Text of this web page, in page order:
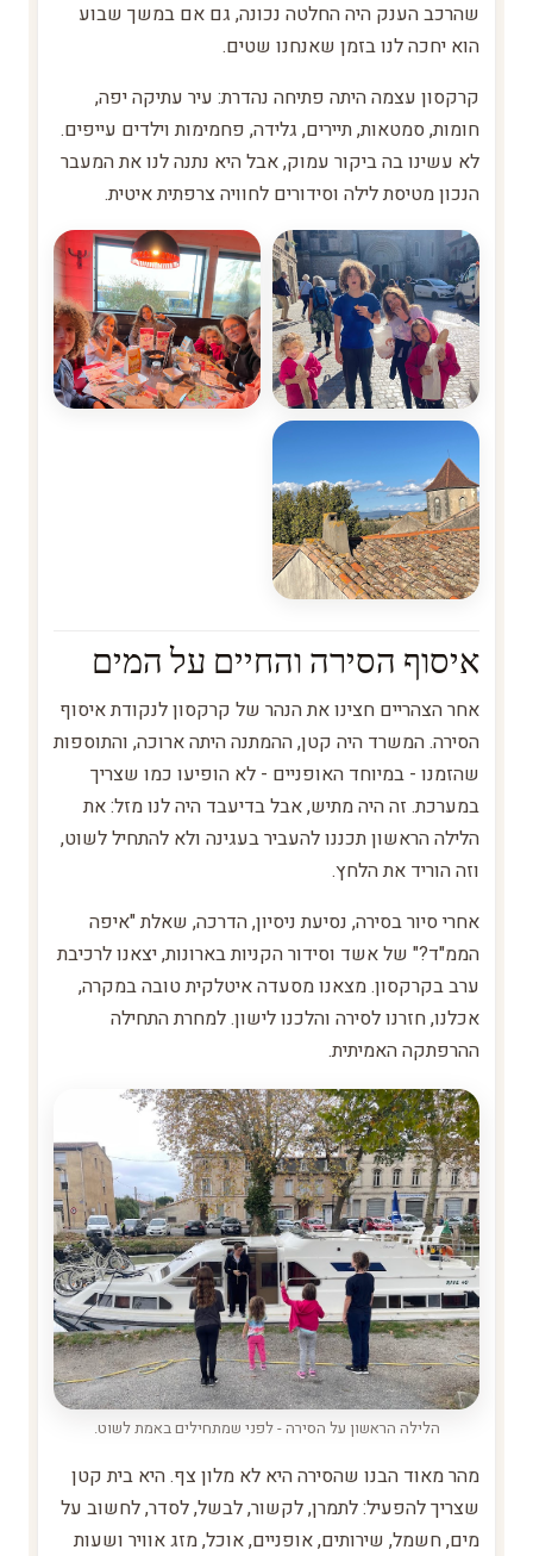
שהרכב הענק היה החלטה נכונה, גם אם במשך שבוע
הוא יחכה לנו בזמן שאנחנו שטים.
קרקסון עצמה היתה פתיחה נהדרת: עיר עתיקה יפה,
חומות, סמטאות, תיירים, גלידה, פחמימות וילדים עייפים.
לא עשינו בה ביקור עמוק, אבל היא נתנה לנו את המעבר
הנכון מטיסת לילה וסידורים לחוויה צרפתית איטית.
איסוף הסירה והחיים על המים
אחר הצהריים חצינו את הנהר של קרקסון לנקודת איסוף
הסירה. המשרד היה קטן, ההמתנה היתה ארוכה, והתוספות
שהזמנו - במיוחד האופניים - לא הופיעו כמו שצריך
במערכת. זה היה מתיש, אבל בדיעבד היה לנו מזל: את
הלילה הראשון תכננו להעביר בעגינה ולא להתחיל לשוט,
וזה הוריד את הלחץ.
אחרי סיור בסירה, נסיעת ניסיון, הדרכה, שאלת "איפה
הממ"ד?" של אשד וסידור הקניות בארונות, יצאנו לרכיבת
ערב בקרקסון. מצאנו מסעדה איטלקית טובה במקרה,
אכלנו, חזרנו לסירה והלכנו לישון. למחרת התחילה
ההרפתקה האמיתית.
הלילה הראשון על הסירה - לפני שמתחילים באמת לשוט.
מהר מאוד הבנו שהסירה היא לא מלון צף. היא בית קטן
שצריך להפעיל: לתמרן, לקשור, לבשל, לסדר, לחשוב על
מים, חשמל, שירותים, אופניים, אוכל, מזג אוויר ושעות